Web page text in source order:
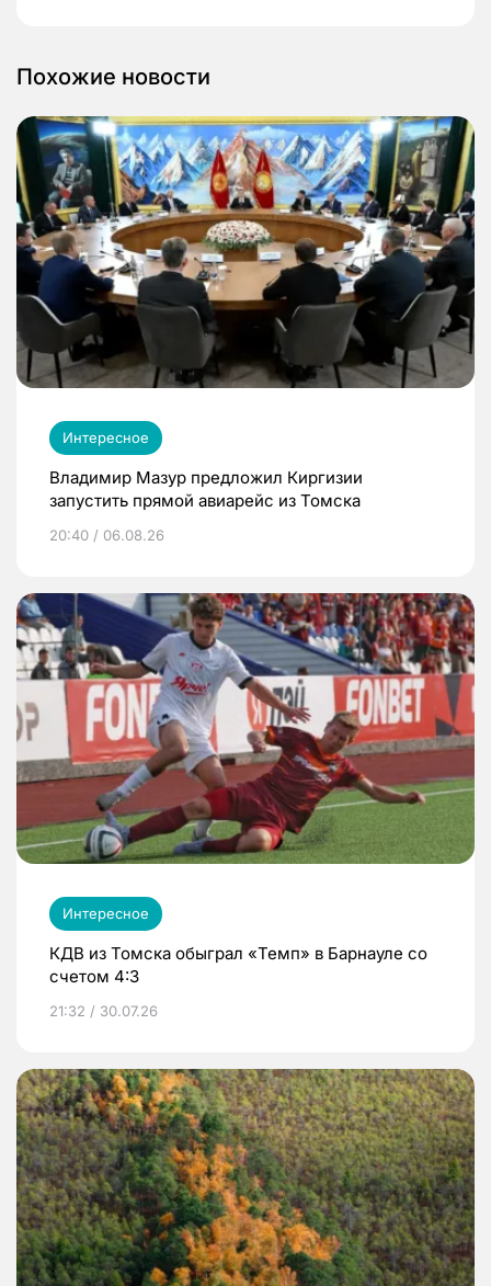
Похожие новости
Интересное
Владимир Мазур предложил Киргизии
запустить прямой авиарейс из Томска
20:40 / 06.08.26
Интересное
КДВ из Томска обыграл «Темп» в Барнауле со
счетом 4:3
21:32 / 30.07.26